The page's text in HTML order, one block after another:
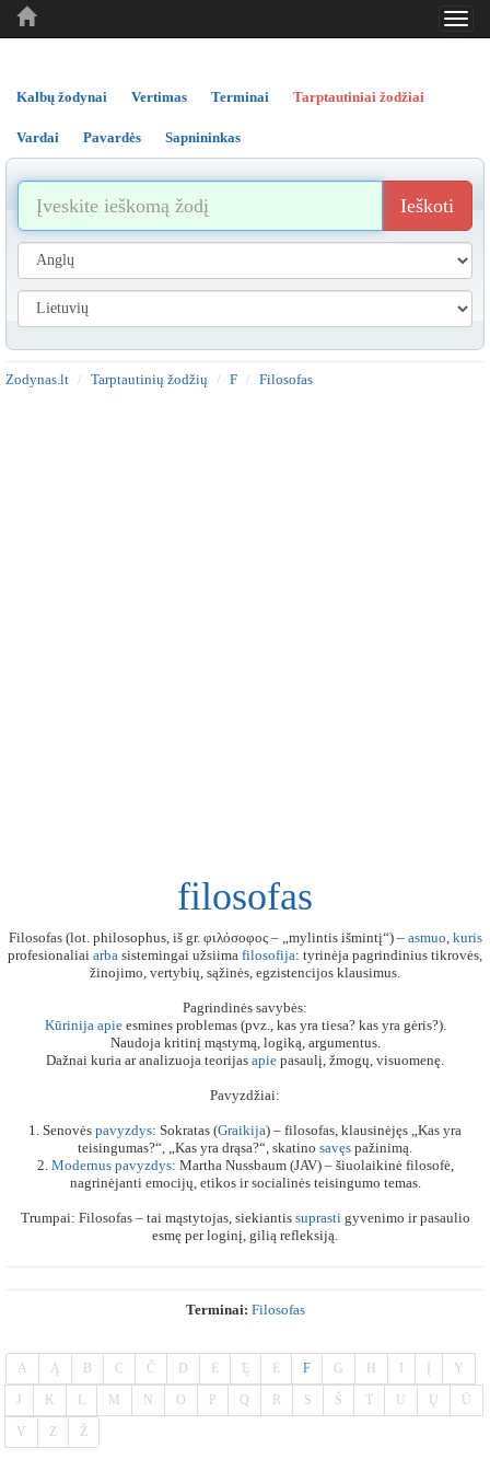
..
..
Kalbų žodynai Vertimas Terminai Tarptautiniai žodžiai
Vardai Pavardės Sapnininkas
Ieškoti
Zodynas.lt Tarptautinių žodžių F Filosofas
filosofas
Filosofas (lot. philosophus, iš gr. φιλόσοφος – „mylintis išmintį“) – asmuo, kuris
profesionaliai arba sistemingai užsiima filosofija: tyrinėja pagrindinius tikrovės,
žinojimo, vertybių, sąžinės, egzistencijos klausimus.
Pagrindinės savybės:
Kūrinija apieesmines problemas (pvz., kas yra tiesa? kas yra gėris?).
Naudoja kritinį mąstymą, logiką, argumentus.
Dažnai kuria ar analizuoja teorijas apie pasaulį, žmogų, visuomenę.
Pavyzdžiai:
1. Senovės pavyzdys: Sokratas (Graikija) – filosofas, klausinėjęs „Kas yra
teisingumas?“, „Kas yra drąsa?“, skatino savęs pažinimą.
2. Modernus pavyzdys: Martha Nussbaum (JAV) – šiuolaikinė filosofė,
nagrinėjanti emocijų, etikos ir socialinės teisingumo temas.
Trumpai: Filosofas – tai mąstytojas, siekiantis suprastigyvenimo ir pasaulio
esmę per loginį, gilią refleksiją.
Terminai: Filosofas
A Ą B C Č D E Ę Ė F G H Y
J K L M N O P Q R S Š T U Ų Ū
V Z Ž